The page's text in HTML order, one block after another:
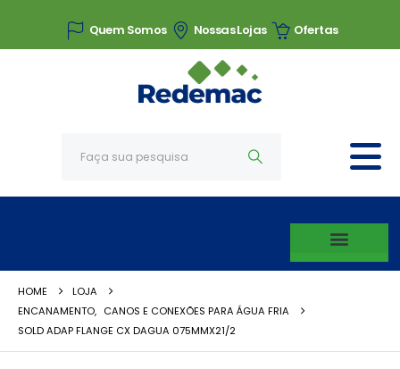
Quem Somos Nossas Lojas Ofertas
HOME
LOJA
ENCANAMENTO, CANOS E CONEXÕES PARA ÁGUA FRIA
SOLD ADAP FLANGE CX DAGUA 075MMX21/2